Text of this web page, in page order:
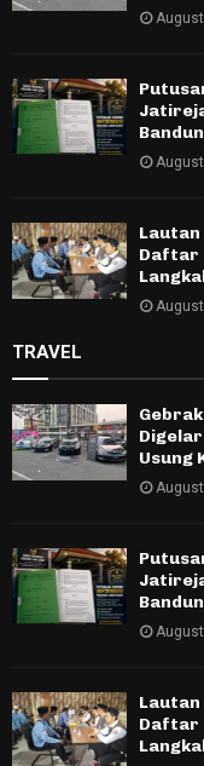
Lautan
Daftar
TRAVEL
Usung
Lautan
Daftar